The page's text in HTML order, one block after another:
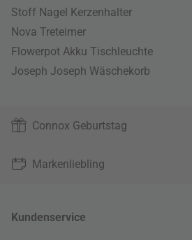
Stoff Nagel Kerzenhalter
Nova Treteimer
Flowerpot Akku Tischleuchte
Joseph Joseph Wäschekorb
Connox Geburtstag
Markenliebling
Kundenservice